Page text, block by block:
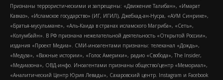
Признаны террористическими и запрещены: «Движение Талибан», «Имарат
Кавказ», «Исламское государство» (ИГ, ИГИЛ), Джебхад-ан-Нусра, «АУМ Синрике»,
«Братья-мусульмане», «Аль-Каида в странах исламского Магриба», «Сеть»,
«Колумбайн». В РФ признана нежелательной деятельность «Открытой России»,
издания «Проект Медиа». СМИ-иноагентами признаны: телеканал «Дождь»,
«Медуза», «Важные истории», «Голос Америки», радио «Свобода», The Insider,
«Медиазона», ОВД-инфо. Иноагентами признаны общество/центр «Мемориал»,
«Аналитический Центр Юрия Левады», Сахаровский центр. Instagram и Facebook